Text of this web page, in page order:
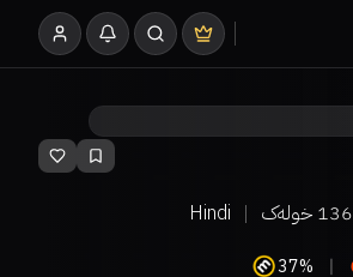
136 خولەک Hindi
37%